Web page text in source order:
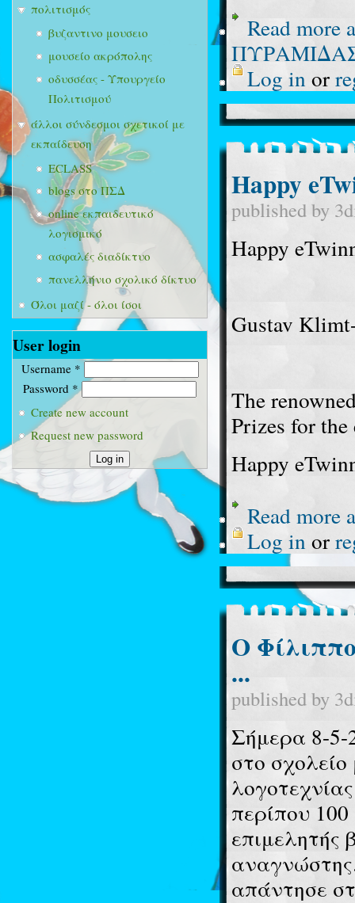
πολιτισμός
βυζαντινο μουσειο
μουσείο ακρόπολης
οδυσσέας - Υπουργείο
Πολιτισμού
άλλοι σύνδεσμοι σχετικοί με
εκπαίδευση
ECLASS
blogs στο ΠΣΔ
online εκπαιδευτικό
λογισμικό
ασφαλές διαδίκτυο
πανελλήνιο σχολικό δίκτυο
Όλοι μαζί - όλοι ίσοι
User login
Username *
Password *
Create new account
Request new password
Read more
Log in or
Happy
published by
Happy
Gustav
The
Prizes for
Happy
Read more
Log inor
Ο
...
published by
Σήμερα 8-5-
στο
περίπου
επιμελητής
απάντησε